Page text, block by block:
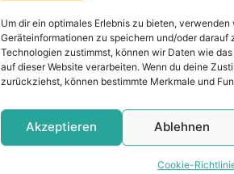
Um dir ein optimales Erlebnis zu bieten,
Geräteinformationen zu speichern und/oder darauf
Technologien zustimmst, können wir Daten wie
auf dieser Website verarbeiten. Wenn du deine
zurückziehst, können bestimmte Merkmale und
Akzeptieren Ablehnen
Cookie-